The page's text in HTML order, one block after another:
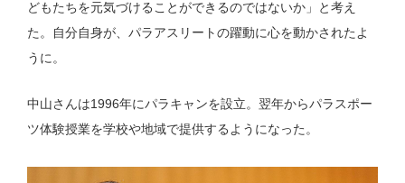
どもたちを元気づけることができるのではないか」と考え
た。自分自身が、パラアスリートの躍動に心を動かされたよ
うに。
中山さんは1996年にパラキャンを設立。翌年からパラスポー
ツ体験授業を学校や地域で提供するようになった。